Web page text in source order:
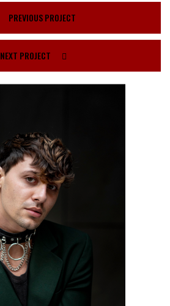
PREVIOUS PROJECT
NEXT PROJECT